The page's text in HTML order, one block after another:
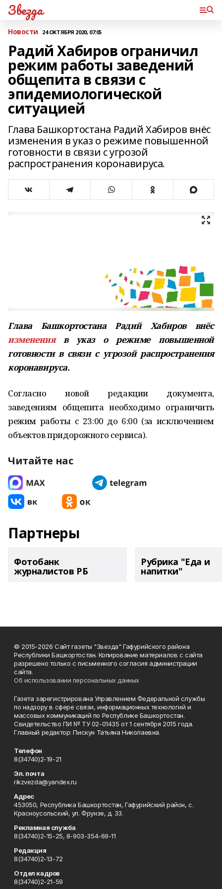
Звезда
Новости 24 ОКТЯБРЯ 2020, 07:05
Радий Хабиров ограничил
режим работы заведений
общепита в связи с
эпидемиологической
ситуацией
Глава Башкортостана Радий Хабиров внёс
изменения в указ о режиме повышенной
готовности в связи с угрозой
распространения коронавируса.
Глава Башкортостана Радий Хабиров внёс
измененияв указ о режиме повышенной
готовности в связи с угрозой распространения
коронавируса.
Согласно новой редакции документа,
заведениям общепита необходимо ограничить
режим работы с 23:00 до 6:00 (за исключением
объектов придорожного сервиса).
Читайте нас
Партнеры
Фотобанк
журналистов РБ
Рубрика "Еда и
напитки"
© 2015-2026 Сайт газеты "Звезда" Гафурийского района
Республики Башкортостан. Копирование материалов с сайта
разрешено только с письменного согласия администрации
сайта.
Об использовании персональных данных
Газета зарегистрирована Управлением Федеральной службы
по надзору в сфере связи, информационных технологий и
массовых коммуникаций по Республике Башкортостан.
Свидетельство ПИ № ТУ 02-01435 от 1 сентября 2015 года.
Главный редактор: Пискун Татьяна Николаевна.
Телефон
8(34740)2-19-21
Эл. почта
rikzvezda@yandex.ru
Адрес
453050, Республика Башкортостан, Гафурийский район, с.
Красноусольский, ул. Фрунзе, д. 33.
Рекламная служба
8(34740)2-15-25, 8-903-354-69-11
Редакция
8(34740)2-13-72
Отдел кадров
8(34740)2-21-59